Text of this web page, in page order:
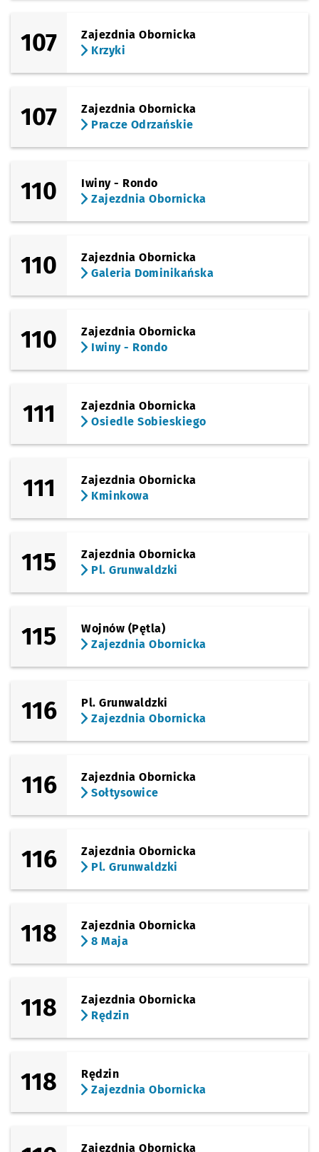
107
Zajezdnia Obornicka
Krzyki
107
Zajezdnia Obornicka
Pracze Odrzańskie
110
Iwiny - Rondo
Zajezdnia Obornicka
110
Zajezdnia Obornicka
Galeria Dominikańska
110
Zajezdnia Obornicka
Iwiny - Rondo
111
Zajezdnia Obornicka
Osiedle Sobieskiego
111
Zajezdnia Obornicka
Kminkowa
115
Zajezdnia Obornicka
Pl. Grunwaldzki
115
Wojnów (Pętla)
Zajezdnia Obornicka
116
Pl. Grunwaldzki
Zajezdnia Obornicka
116
Zajezdnia Obornicka
Sołtysowice
116
Zajezdnia Obornicka
Pl. Grunwaldzki
118
Zajezdnia Obornicka
8 Maja
118
Zajezdnia Obornicka
Rędzin
118
Rędzin
Zajezdnia Obornicka
Zajezdnia Obornicka